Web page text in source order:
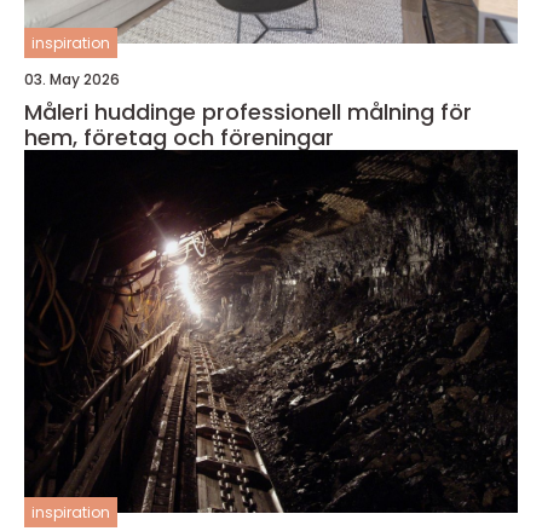
inspiration
03. May 2026
Måleri huddinge professionell målning för
hem, företag och föreningar
inspiration